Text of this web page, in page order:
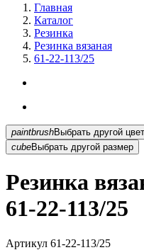
Главная
Каталог
Резинка
Резинка вязаная
61-22-113/25
paintbrush
Выбрать другой цвет
cubeВыбрать другой размер
Резинка
61-22-113/25
Артикул 61-22-113/25